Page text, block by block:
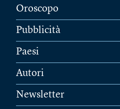
Oroscopo
Pubblicità
Paesi
Autori
Newsletter